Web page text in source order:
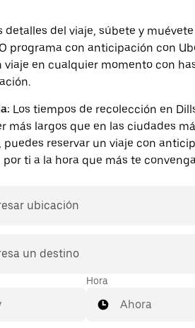
detalles del viaje, súbete y
programa con anticipación con
viaje en cualquier momento con
Los tiempos de recolección en
más largos que en las ciudades
puedes reservar un viaje con
por ti a la hora que más te
ubicación
un destino
Hora
Ahora